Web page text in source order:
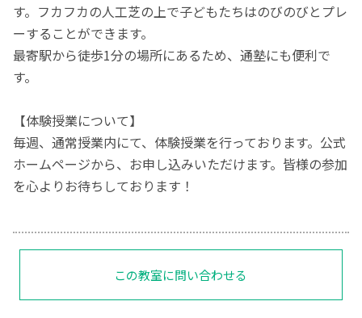
す。フカフカの人工芝の上で子どもたちはのびのびとプレ
ーすることができます。
最寄駅から徒歩1分の場所にあるため、通塾にも便利で
す。
【体験授業について】
毎週、通常授業内にて、体験授業を行っております。公式
ホームページから、お申し込みいただけます。皆様の参加
を心よりお待ちしております！
この教室に問い合わせる